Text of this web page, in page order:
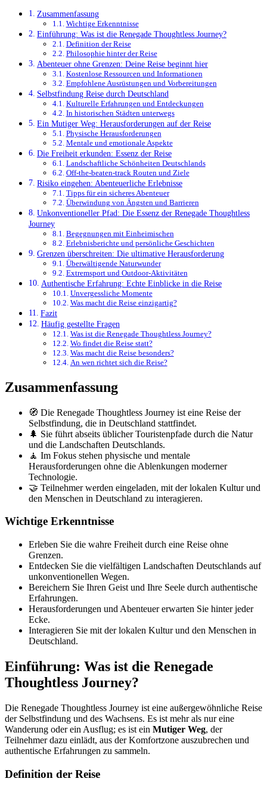
Zusammenfassung
Wichtige Erkenntnisse
Einführung: Was ist die Renegade Thoughtless Journey?
Definition der Reise
Philosophie hinter der Reise
Abenteuer ohne Grenzen: Deine Reise beginnt hier
Kostenlose Ressourcen und Informationen
Empfohlene Ausrüstungen und Vorbereitungen
Selbstfindung Reise durch Deutschland
Kulturelle Erfahrungen und Entdeckungen
In historischen Städten unterwegs
Ein Mutiger Weg: Herausforderungen auf der Reise
Physische Herausforderungen
Mentale und emotionale Aspekte
Die Freiheit erkunden: Essenz der Reise
Landschaftliche Schönheiten Deutschlands
Off-the-beaten-track Routen und Ziele
Risiko eingehen: Abenteuerliche Erlebnisse
Tipps für ein sicheres Abenteuer
Überwindung von Ängsten und Barrieren
Unkonventioneller Pfad: Die Essenz der Renegade Thoughtless
Journey
Begegnungen mit Einheimischen
Erlebnisberichte und persönliche Geschichten
Grenzen überschreiten: Die ultimative Herausforderung
Überwältigende Naturwunder
Extremsport und Outdoor-Aktivitäten
Authentische Erfahrung: Echte Einblicke in die Reise
Unvergessliche Momente
Was macht die Reise einzigartig?
Fazit
Häufig gestellte Fragen
Was ist die Renegade Thoughtless Journey?
Wo findet die Reise statt?
Was macht die Reise besonders?
An wen richtet sich die Reise?
Zusammenfassung
🧭 Die Renegade Thoughtless Journey ist eine Reise der
Selbstfindung, die in Deutschland stattfindet.
🌲 Sie führt abseits üblicher Touristenpfade durch die Natur
und die Landschaften Deutschlands.
🧘 Im Fokus stehen physische und mentale
Herausforderungen ohne die Ablenkungen moderner
Technologie.
🤝 Teilnehmer werden eingeladen, mit der lokalen Kultur und
den Menschen in Deutschland zu interagieren.
Wichtige Erkenntnisse
Erleben Sie die wahre Freiheit durch eine Reise ohne
Grenzen.
Entdecken Sie die vielfältigen Landschaften Deutschlands auf
unkonventionellen Wegen.
Bereichern Sie Ihren Geist und Ihre Seele durch authentische
Erfahrungen.
Herausforderungen und Abenteuer erwarten Sie hinter jeder
Ecke.
Interagieren Sie mit der lokalen Kultur und den Menschen in
Deutschland.
Einführung: Was ist die Renegade
Thoughtless Journey?
Die Renegade Thoughtless Journey ist eine außergewöhnliche Reise
der Selbstfindung und des Wachsens. Es ist mehr als nur eine
Wanderung oder ein Ausflug; es ist ein Mutiger Weg, der
Teilnehmer dazu einlädt, aus der Komfortzone auszubrechen und
authentische Erfahrungen zu sammeln.
Definition der Reise